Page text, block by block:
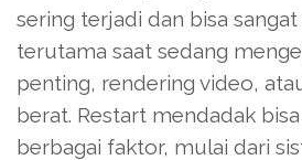
sering terjadi dan bisa
terutama saat sedang
penting, rendering video,
berat. Restart mendadak
berbagai faktor, mulai dari